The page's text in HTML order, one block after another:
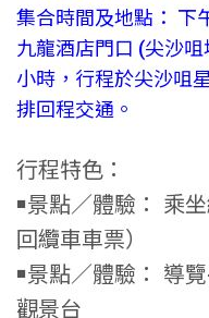
集合時間及地點： 下
九龍酒店門口 (尖沙
小時，行程於尖沙咀
排回程交通。
行程特色：
￭景點／體驗： 乘
回纜車車票）
￭景點／體驗： 導
觀景台